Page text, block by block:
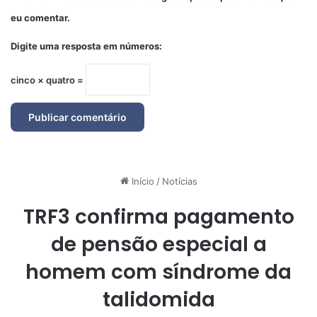
eu comentar.
Digite uma resposta em números:
cinco × quatro =